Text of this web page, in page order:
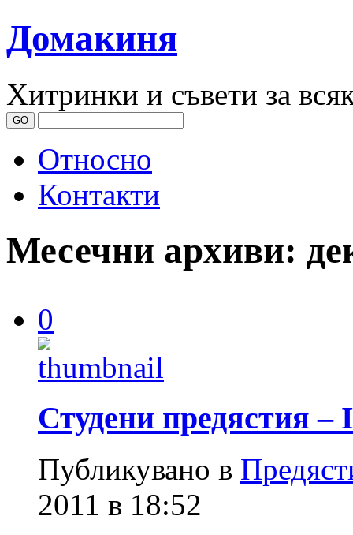
Домакиня
Хитринки и съвети за
Относно
Контакти
Месечни архиви:
0
Студени предястия –
Публикувано в
2011 в 18:52